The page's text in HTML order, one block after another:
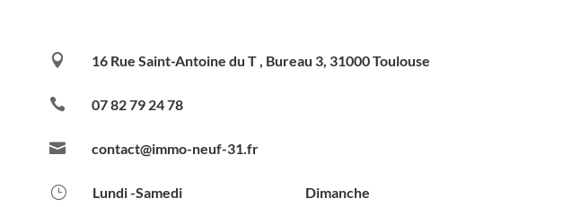
 16 Rue Saint-Antoine du T , Bureau 3, 31000 Toulouse
 07 82 79 24 78
 contact@immo-neuf-31.fr
}
Lundi -Samedi
Dimanche